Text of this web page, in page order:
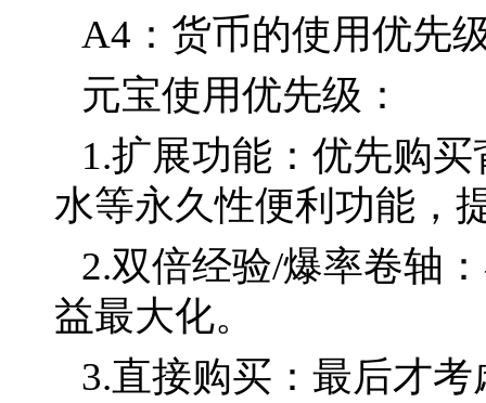
A4：货币的使用优先
元宝使用优先级：
1.扩展功能：优先购
水等永久性便利功能，
2.双倍经验/爆率卷轴
益最大化。
3.直接购买：最后才